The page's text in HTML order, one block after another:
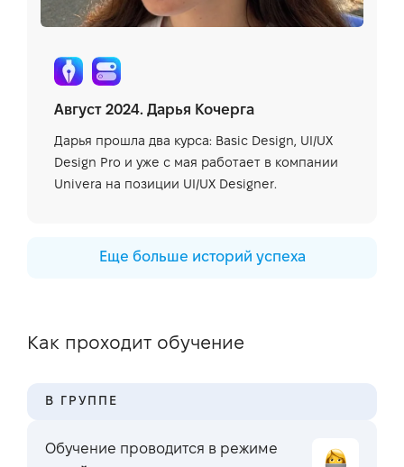
Август 2024. Дарья Кочерга
Дарья прошла два курса: Basic Design, UI/UX
Design Pro и уже с мая работает в компании
Univera на позиции UI/UX Designer.
Еще больше историй успеха
Как проходит обучение
В ГРУППЕ
Обучение проводится в режиме